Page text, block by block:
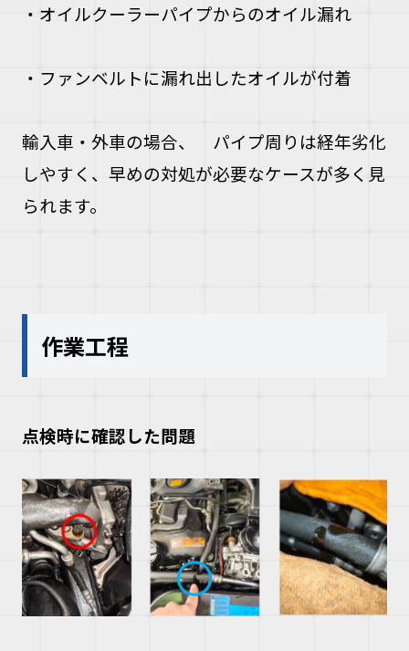
・オイルクーラーパイプからのオイル漏れ
・ファンベルトに漏れ出したオイルが付着
輸入車・外車の場合、 パイプ周りは経年劣化
しやすく、早めの対処が必要なケースが多く見
られます。
作業工程
点検時に確認した問題